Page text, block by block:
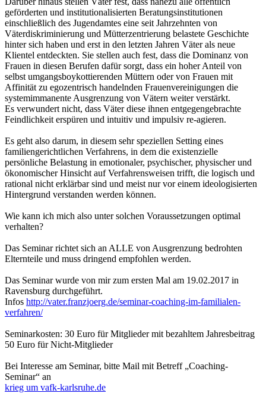
geförderten und institutionalisierten Beratungsinstitutionen
einschließlich des Jugendamtes eine seit Jahrzehnten von
Väterdiskriminierung und Mütterzentrierung belastete Geschichte
hinter sich haben und erst in den letzten Jahren Väter als neue
Klientel entdeckten. Sie stellen auch fest, dass die Dominanz von
Frauen in diesen Berufen dafür sorgt, dass ein hoher Anteil von
selbst umgangsboykottierenden Müttern oder von Frauen mit
Affinität zu egozentrisch handelnden Frauenvereinigungen die
systemimmanente Ausgrenzung von Vätern weiter verstärkt.
Es verwundert nicht, dass Väter diese ihnen entgegengebrachte
Feindlichkeit erspüren und intuitiv und impulsiv re-agieren.
Es geht also darum, in diesem sehr speziellen Setting eines
familiengerichtlichen Verfahrens, in dem die existenzielle
persönliche Belastung in emotionaler, psychischer, physischer und
ökonomischer Hinsicht auf Verfahrensweisen trifft, die logisch und
rational nicht erklärbar sind und meist nur vor einem ideologisierten
Hintergrund verstanden werden können.
Wie kann ich mich also unter solchen Voraussetzungen optimal
verhalten?
Das Seminar richtet sich an ALLE von Ausgrenzung bedrohten
Elternteile und muss dringend empfohlen werden.
Das Seminar wurde von mir zum ersten Mal am 19.02.2017 in
Ravensburg durchgeführt.
Infos http://vater.franzjoerg.de/seminar-coaching-im-familialen-
verfahren/
Seminarkosten: 30 Euro für Mitglieder mit bezahltem Jahresbeitrag
50 Euro für Nicht-Mitglieder
Bei Interesse am Seminar, bitte Mail mit Betreff „Coaching-
Seminar“ an
krieg um vafk-karlsruhe.de